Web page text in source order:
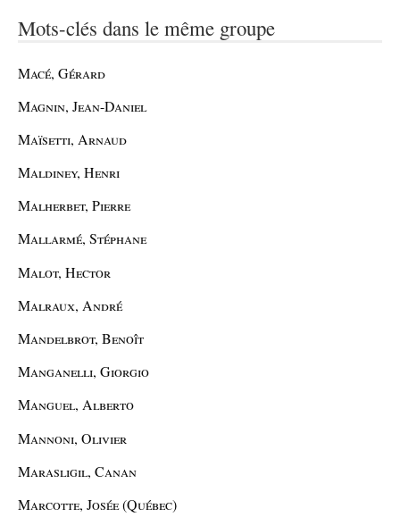
Mots-clés dans le même groupe
Macé, Gérard
Magnin, Jean-Daniel
Maïsetti, Arnaud
Maldiney, Henri
Malherbet, Pierre
Mallarmé, Stéphane
Malot, Hector
Malraux, André
Mandelbrot, Benoît
Manganelli, Giorgio
Manguel, Alberto
Mannoni, Olivier
Marasligil, Canan
Marcotte, Josée (Québec)